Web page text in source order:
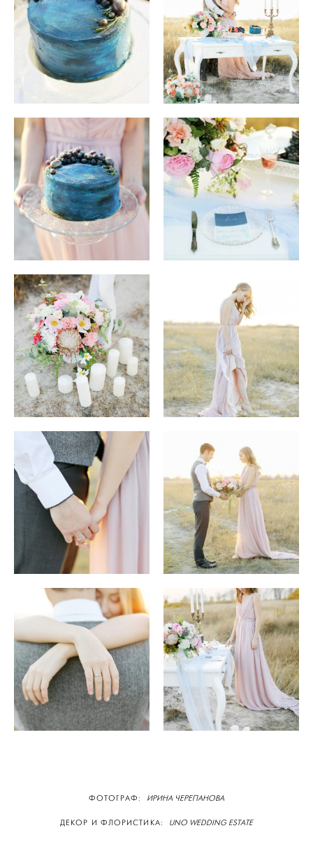
ФОТОГРАФ: ИРИНА ЧЕРЕПАНОВА
ДЕКОР И ФЛОРИСТИКА: UNO WEDDING ESTATE